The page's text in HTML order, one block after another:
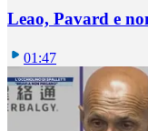
Leao, Pavard e
01:47